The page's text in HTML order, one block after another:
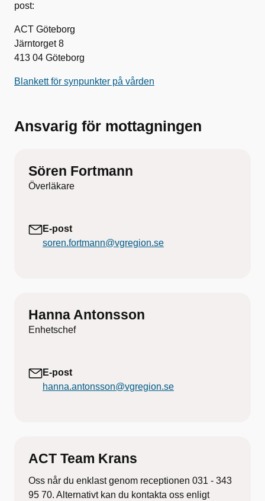
post:
ACT Göteborg
Järntorget 8
413 04 Göteborg
Blankett för synpunkter på vården
Ansvarig för mottagningen
Sören Fortmann
Överläkare
E-post
soren.fortmann@vgregion.se
Hanna Antonsson
Enhetschef
E-post
hanna.antonsson@vgregion.se
ACT Team Krans
Oss når du enklast genom receptionen 031 - 343
95 70. Alternativt kan du kontakta oss enligt